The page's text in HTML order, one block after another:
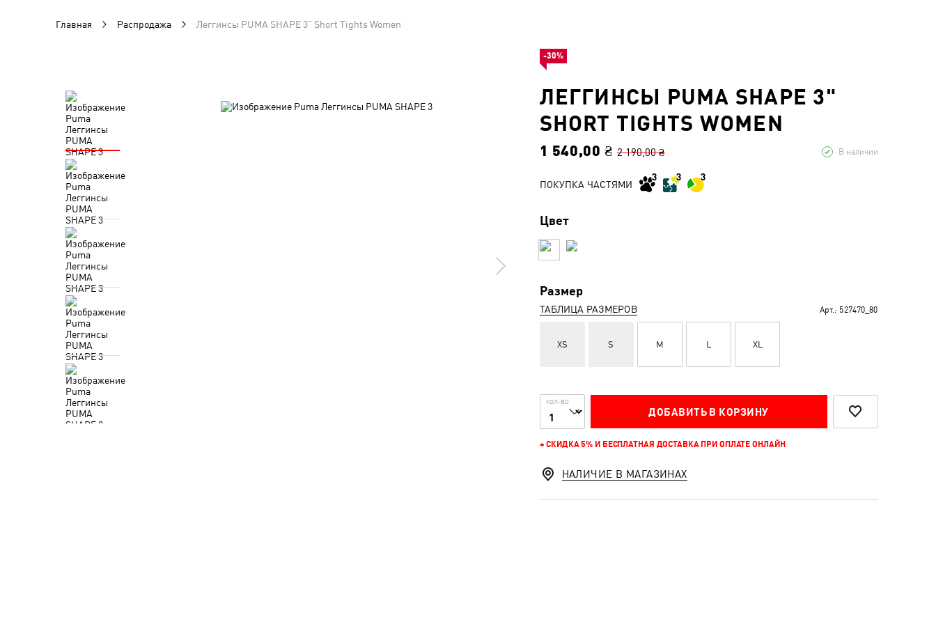
Главная Распродажа Леггинсы PUMA SHAPE 3" Short Tights Women
ЛЕГГИНСЫ PUMA SHAPE 3"
SHORT TIGHTS WOMEN
1 540,00 ₴ 2 190,00 ₴ В наличии
ПОКУПКА ЧАСТЯМИ
Цвет
Размер
ТАБЛИЦА РАЗМЕРОВ Арт.: 527470_80
XS S M L XL
КОЛ-ВО
ДОБАВИТЬ В КОРЗИНУ
+ СКИДКА 5% И БЕСПЛАТНАЯ ДОСТАВКА ПРИ ОПЛАТЕ ОНЛАЙН
-30%
НАЛИЧИЕ В МАГАЗИНАХ